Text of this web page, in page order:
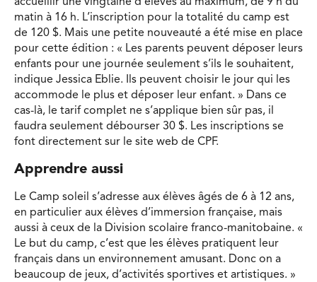
matin à 16 h. L’inscription pour la totalité du camp est
de 120 $. Mais une petite nouveauté a été mise en place
pour cette édition : « Les parents peuvent déposer leurs
enfants pour une journée seulement s’ils le souhaitent,
indique Jessica Eblie. Ils peuvent choisir le jour qui les
accommode le plus et déposer leur enfant. » Dans ce
cas-là, le tarif complet ne s’applique bien sûr pas, il
faudra seulement débourser 30 $. Les inscriptions se
font directement sur le site web de CPF.
Apprendre aussi
Le Camp soleil s’adresse aux élèves âgés de 6 à 12 ans,
en particulier aux élèves d’immersion française, mais
aussi à ceux de la Division scolaire franco-manitobaine. «
Le but du camp, c’est que les élèves pratiquent leur
français dans un environnement amusant. Donc on a
beaucoup de jeux, d’activités sportives et artistiques. »